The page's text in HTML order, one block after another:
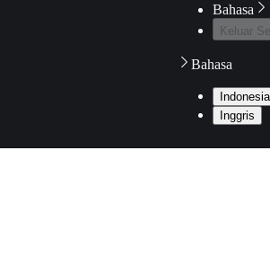
Bahasa
Keluar
Bahasa
Indonesia
Inggris